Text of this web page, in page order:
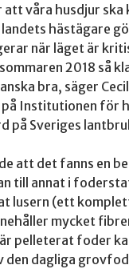
våra husdjur ska
landets hästägare
när läget är
2018 så
bra, säger
Institutionen för
på Sveriges
att det fanns en
till annat i
lusern (ett
mycket
pelleterat foder
den dagliga